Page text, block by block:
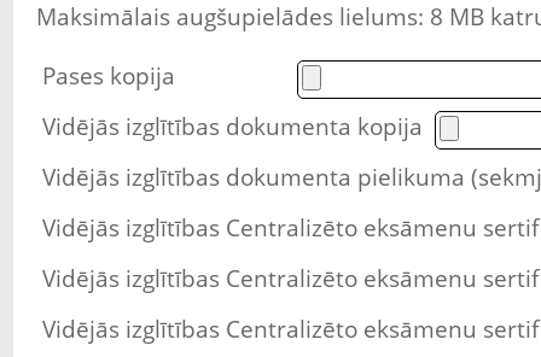
Maksimālais augšupielādes lielums: 8 MB
Pases kopija
Vidējās izglītības dokumenta kopija
Vidējās izglītības dokumenta pielikuma
Vidējās izglītības Centralizēto eksāmenu
Vidējās izglītības Centralizēto eksāmenu
Vidējās izglītības Centralizēto eksāmenu